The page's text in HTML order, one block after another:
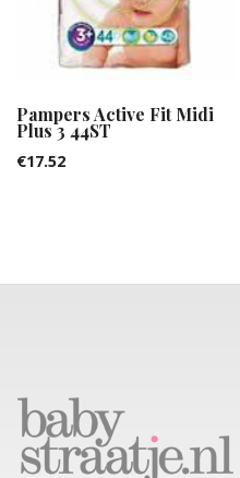
Pampers Active Fit Midi
Plus 3 44ST
€17.52